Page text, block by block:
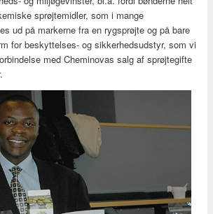
sprøjtemidler, som i mange
ud på markerne fra en rygsprøjte og på bare
for beskyttelses- og sikkerhedsudstyr, som vi
med Cheminovas salg af sprøjtegifte